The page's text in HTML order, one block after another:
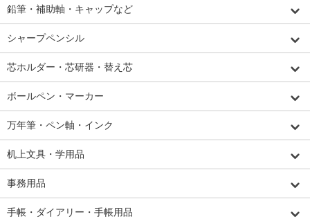
鉛筆・補助軸・キャップなど
シャープペンシル
芯ホルダー・芯研器・替え芯
ボールペン・マーカー
万年筆・ペン軸・インク
机上文具・学用品
事務用品
手帳・ダイアリー・手帳用品